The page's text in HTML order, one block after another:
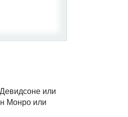
или
Монро или